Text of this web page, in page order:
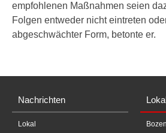
empfohlenen Maßnahmen seien
Folgen entweder nicht eintreten
abgeschwächter Form, betonte er.
Nachrichten
Lokal Bozen